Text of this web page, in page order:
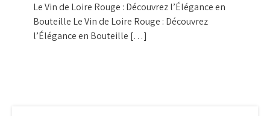
Le Vin de Loire Rouge : Découvrez l’Élégance en
Bouteille Le Vin de Loire Rouge : Découvrez
l’Élégance en Bouteille […]